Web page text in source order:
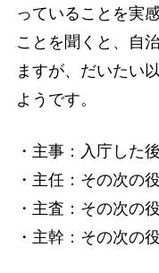
っていることを実
ことを聞くと、自
ますが、だいたい
ようです。
・主事：入庁した
・主任：その次の
・主査：その次の
・主幹：その次の